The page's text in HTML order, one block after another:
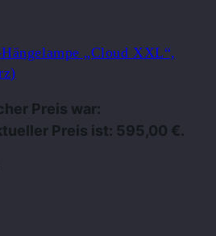
„Cloud XXL“,
Preis war:
Preis ist: 595,00 €.